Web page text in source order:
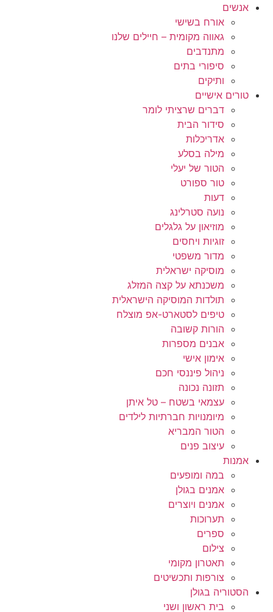
אנשים
אורח בשישי
גאווה מקומית – חיילים שלנו
מתנדבים
סיפורי בתים
ותיקים
טורים אישיים
דברים שרציתי לומר
סידור הבית
אדריכלות
מילה בסלע
הטור של יעלי
טור ספורט
דעות
נועה סטרלינג
מוזיאון על גלגלים
זוגיות ויחסים
מדור משפטי
מוסיקה ישראלית
משכנתא על קצה המזלג
תולדות המוסיקה הישראלית
טיפים לסטארט-אפ מוצלח
הורות קשובה
אבנים מספרות
אימון אישי
ניהול פיננסי חכם
תזונה נכונה
עצמאי בשטח – טל איתן
מיומנויות חברתיות לילדים
הטור המבריא
עיצוב פנים
אמנות
במה ומופעים
אמנים בגולן
אמנים ויוצרים
תערוכות
ספרים
צילום
תאטרון מקומי
צורפות ותכשיטים
הסטוריה בגולן
בית ראשון ושני